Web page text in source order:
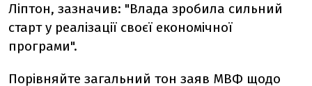
Ліптон, зазначив: "Влада зробила сильний
старт у реалізації своєї економічної
програми".
Порівняйте загальний тон заяв МВФ щодо